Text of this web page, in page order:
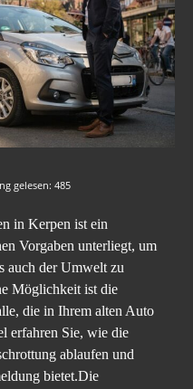
gelesen: 485
in Kerpen ist ein
Vorgaben unterliegt, um
auch der Umwelt zu
Möglichkeit ist die
die in Ihrem alten Auto
erfahren Sie, wie die
ablaufen und
bietet.Die